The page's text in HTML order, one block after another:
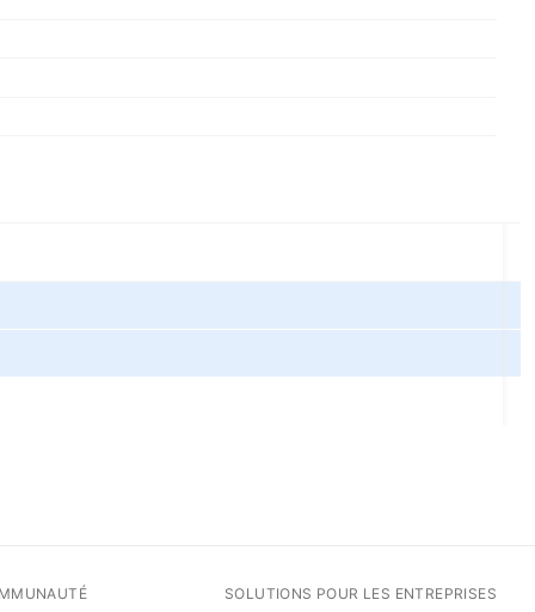
SOLUTIONS POUR LES ENTREPRISES